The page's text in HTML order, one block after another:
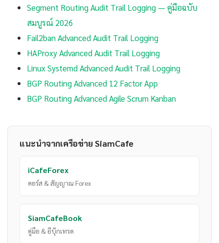
Segment Routing Audit Trail Logging — คู่มือฉบับ
สมบูรณ์ 2026
Fail2ban Advanced Audit Trail Logging
HAProxy Advanced Audit Trail Logging
Linux Systemd Advanced Audit Trail Logging
BGP Routing Advanced 12 Factor App
BGP Routing Advanced Agile Scrum Kanban
แนะนำจากเครือข่าย SiamCafe
iCafeForex
คอร์ส & สัญญาณ Forex
SiamCafeBook
คู่มือ & อีบุ๊กเทรด